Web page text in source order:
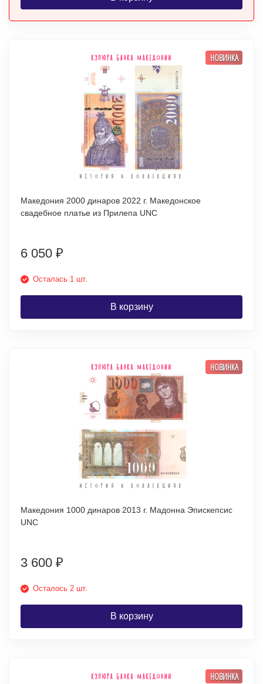
НОВИНКА
Македония 2000 динаров 2022 г. Македонское
свадебное платье из Прилепа UNC
6 050 ₽
Осталась 1 шт.
В корзину
НОВИНКА
Македония 1000 динаров 2013 г. Мадонна Эпискепсис
UNC
3 600 ₽
Осталось 2 шт.
В корзину
НОВИНКА